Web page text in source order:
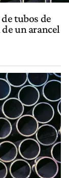
tubos de
un arancel